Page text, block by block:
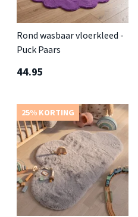
Rond wasbaar vloerkleed -
Puck Paars
44.95
25% KORTING